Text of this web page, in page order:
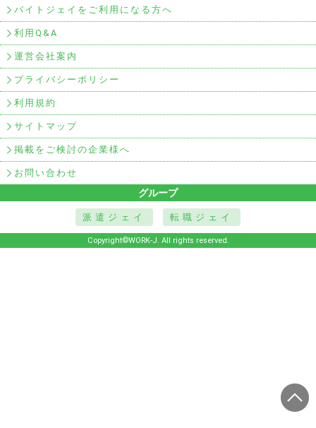
バイトジェイをご利用になる方へ
利用Q&A
運営会社案内
プライバシーポリシー
利用規約
サイトマップ
掲載をご検討の企業様へ
お問い合わせ
グループ
派遣ジェイ 転職ジェイ
Copyright©WORK-J. All rights reserved.